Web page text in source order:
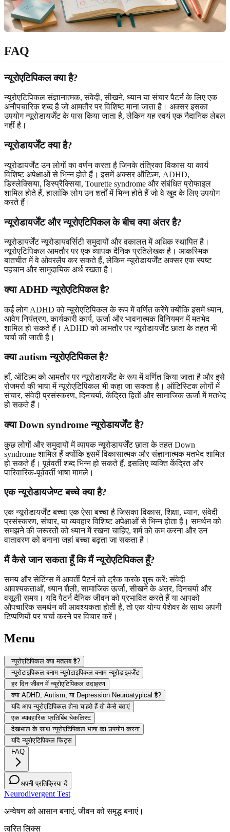
FAQ
न्यूरोएटिपिकल क्या है?
न्यूरोएटिपिकल संज्ञानात्मक, संवेदी, सीखने, ध्यान या संचार पैटर्न के लिए एक
अनौपचारिक शब्द है जो आमतौर पर विशिष्ट माना जाता है। अक्सर इसका
उपयोग न्यूरोडायर्जेंट के पास किया जाता है, लेकिन यह स्वयं एक नैदानिक लेबल
नहीं है।
न्यूरोडायर्जेंट क्या है?
न्यूरोडायर्जेंट उन लोगों का वर्णन करता है जिनके तंत्रिका विकास या कार्य
विशिष्ट अपेक्षाओं से भिन्न होते हैं। इसमें अक्सर ऑटिज़्म, ADHD,
डिस्लेक्सिया, डिस्प्रैक्सिया, Tourette syndrome और संबंधित प्रोफाइल
शामिल होते हैं, हालांकि लोग उन शर्तों में भिन्न होते हैं जो वे खुद के लिए उपयोग
करते हैं।
न्यूरोडायर्जेंट और न्यूरोएटिपिकल के बीच क्या अंतर है?
न्यूरोडायर्जेंट न्यूरोडायवर्सिटी समुदायों और वकालत में अधिक स्थापित है।
न्यूरोएटिपिकल आमतौर पर एक व्यापक दैनिक प्रतिलेखक है। आकस्मिक
बातचीत में वे ओवरलैप कर सकते हैं, लेकिन न्यूरोडायर्जेंट अक्सर एक स्पष्ट
पहचान और सामुदायिक अर्थ रखता है।
क्या ADHD न्यूरोएटिपिकल है?
कई लोग ADHD को न्यूरोएटिपिकल के रूप में वर्णित करेंगे क्योंकि इसमें ध्यान,
आवेग नियंत्रण, कार्यकारी कार्य, ऊर्जा और भावनात्मक विनियमन में मतभेद
शामिल हो सकते हैं। ADHD को आमतौर पर न्यूरोडायर्जेंट छाता के तहत भी
चर्चा की जाती है।
क्या autism न्यूरोएटिपिकल है?
हाँ, ऑटिज़्म को आमतौर पर न्यूरोडायर्जेंट के रूप में वर्णित किया जाता है और इसे
रोजमर्रा की भाषा में न्यूरोएटिपिकल भी कहा जा सकता है। ऑटिस्टिक लोगों में
संचार, संवेदी प्रसंस्करण, दिनचर्या, केंद्रित हितों और सामाजिक ऊर्जा में मतभेद
हो सकते हैं।
क्या Down syndrome न्यूरोडायर्जेंट है?
कुछ लोगों और समुदायों में व्यापक न्यूरोडायर्जेंट छाता के तहत Down
syndrome शामिल हैं क्योंकि इसमें विकासात्मक और संज्ञानात्मक मतभेद शामिल
हो सकते हैं। पूर्ववर्ती शब्द भिन्न हो सकते हैं, इसलिए व्यक्ति केंद्रित और
पारिवारिक-पूर्ववर्ती भाषा मामले।
एक न्यूरोडायजेण्ट बच्चे क्या है?
एक न्यूरोडायर्जेंट बच्चा एक ऐसा बच्चा है जिसका विकास, शिक्षा, ध्यान, संवेदी
प्रसंस्करण, संचार, या व्यवहार विशिष्ट अपेक्षाओं से भिन्न होता है। समर्थन को
समझने की जरूरतों को ध्यान में रखना चाहिए, शर्म को कम करना और उन
वातावरण को बनाना जहां बच्चा बढ़ता जा सकता है।
मैं कैसे जान सकता हूँ कि मैं न्यूरोएटिपिकल हूँ?
समय और सेटिंग्स में आवर्ती पैटर्न को ट्रैक करके शुरू करें: संवेदी
आवश्यकताओं, ध्यान शैली, सामाजिक ऊर्जा, सीखने के अंतर, दिनचर्या और
वसूली समय। यदि पैटर्न दैनिक जीवन को प्रभावित करते हैं या आपको
औपचारिक समर्थन की आवश्यकता होती है, तो एक योग्य पेशेवर के साथ अपनी
टिप्पणियों पर चर्चा करने पर विचार करें।
Menu
न्यूरोएटिपिकल क्या मतलब है?
न्यूरोटाइपिकल बनाम न्यूरोटाइपिकल बनाम न्यूरोडाइवर्जेंट
हर दिन जीवन में न्यूरोएटिपिकल उदाहरण
क्या ADHD, Autism, या Depression Neuroatypical है?
यदि आप न्यूरोएटिपिकल होना चाहते हैं तो कैसे बताएं
एक व्यावहारिक प्रतिबिंब चेकलिस्ट
देखभाल के साथ न्यूरोएटिपिकल भाषा का उपयोग करना
यदि न्यूरोएटिपिकल फिट्स
FAQ
अपनी प्रतिक्रिया दें
Neurodivergent Test
अन्वेषण को आसान बनाएं, जीवन को समृद्ध बनाएं।
त्वरित लिंक्स